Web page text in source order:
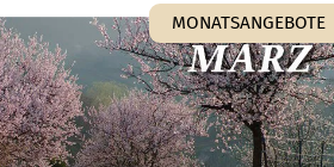
MONATSANGEBOTE